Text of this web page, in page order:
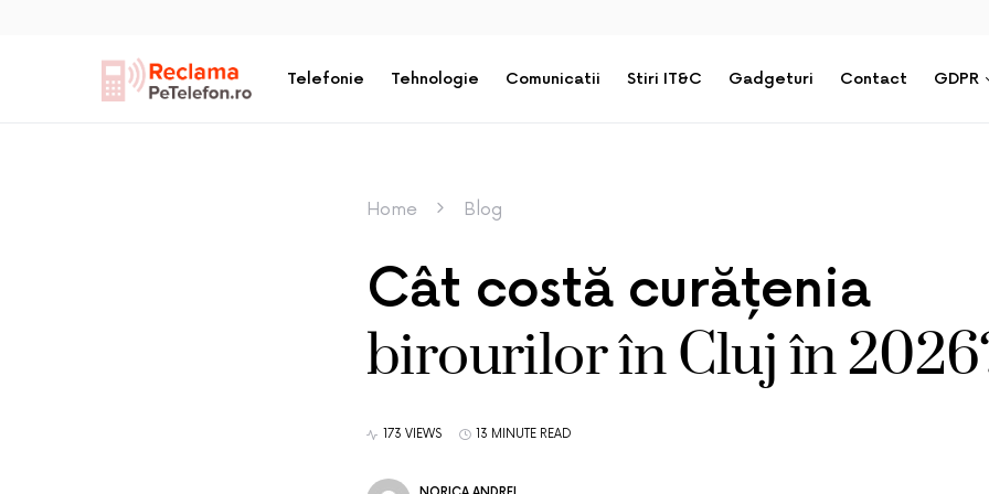
Telefonie Tehnologie Comunicatii Stiri IT&C Gadgeturi Contact GDPR
Home Blog
Cât costă curățenia
birourilor în Cluj în
173 VIEWS 13 MINUTE READ